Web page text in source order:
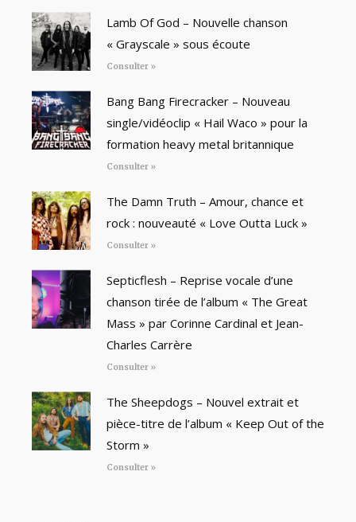
Lamb Of God – Nouvelle chanson
« Grayscale » sous écoute
Consulter »
Bang Bang Firecracker – Nouveau
single/vidéoclip « Hail Waco » pour la
formation heavy metal britannique
Consulter »
The Damn Truth – Amour, chance et
rock : nouveauté « Love Outta Luck »
Consulter »
Septicflesh – Reprise vocale d’une
chanson tirée de l’album « The Great
Mass » par Corinne Cardinal et Jean-
Charles Carrère
Consulter »
The Sheepdogs – Nouvel extrait et
pièce-titre de l’album « Keep Out of the
Storm »
Consulter »